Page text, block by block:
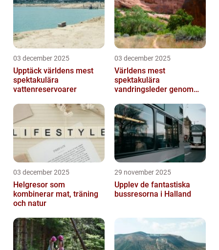
03 december 2025
Upptäck världens mest
spektakulära
vattenreservoarer
03 december 2025
Världens mest
spektakulära
vandringsleder genom
03 december 2025
Helgresor som
kombinerar mat, träning
och natur
29 november 2025
Upplev de fantastiska
bussresorna i Halland